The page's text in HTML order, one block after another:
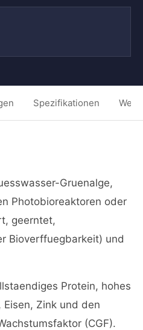
Spezifikationen
Gruenalge,
Photobioreaktoren oder
geerntet,
Bioverffuegbarkeit) und
Protein, hohes
Zink und den
(CGF).